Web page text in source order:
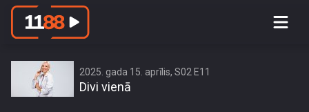
Marija Naumova un Raitis Bullītis 20
2025. gada 15. aprīlis, S02 E11
Divi vienā